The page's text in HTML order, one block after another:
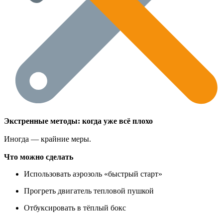
Экстренные методы: когда уже всё плохо
Иногда — крайние меры.
Что можно сделать
Использовать аэрозоль «быстрый старт»
Прогреть двигатель тепловой пушкой
Отбуксировать в тёплый бокс